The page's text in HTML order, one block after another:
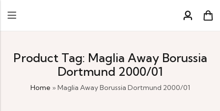
Product Tag: Maglia Away Borussia
Dortmund 2000/01
Home » Maglia Away Borussia Dortmund 2000/01